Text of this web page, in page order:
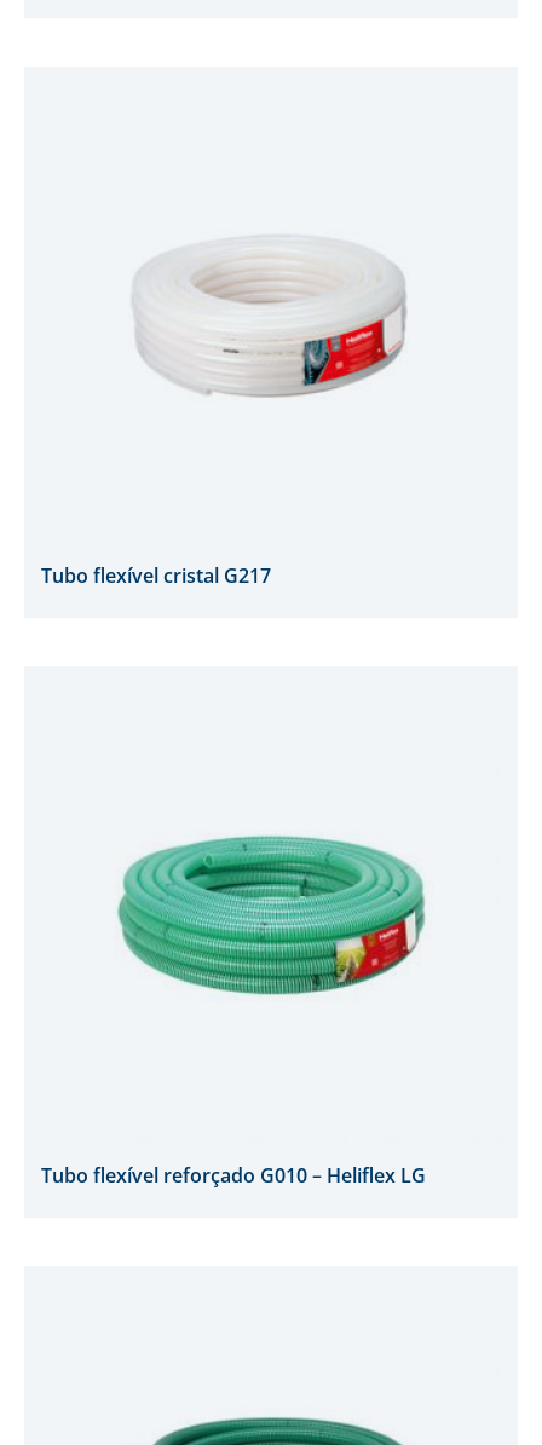
Tubo flexível cristal G217
Tubo flexível reforçado G010 – Heliflex LG